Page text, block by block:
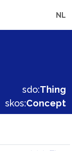
NL
sdo:Thing
skos:Concept